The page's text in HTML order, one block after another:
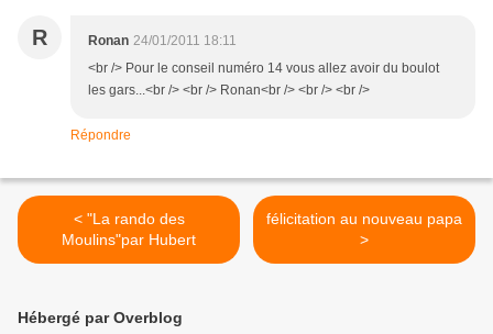
R Ronan 24/01/2011 18:11
<br /> Pour le conseil numéro 14 vous allez avoir du boulot
les gars...<br /> <br /> Ronan<br /> <br /> <br />
Répondre
< "La rando des
Moulins"par Hubert
félicitation au nouveau papa
>
Hébergé par Overblog